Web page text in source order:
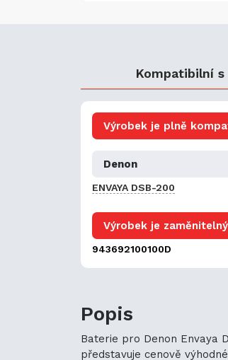
Kompatibilní s
Výrobek je plně
Denon
ENVAYA DSB-200
Výrobek je
943692100100D
Popis
Baterie pro Denon Envaya
představuje cenově